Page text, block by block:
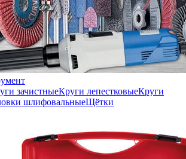
зачистныеКруги лепестковыеКруги
шлифовальныеЩётки